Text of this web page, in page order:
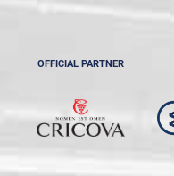
OFFICIAL PARTNER